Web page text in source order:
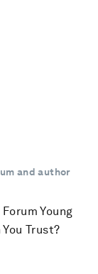
and author
Young
Trust?